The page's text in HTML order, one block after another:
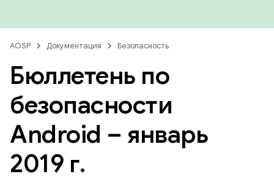
AOSP Документация Безопасность
Бюллетень по
безопасности
Android – январь
2019 г.